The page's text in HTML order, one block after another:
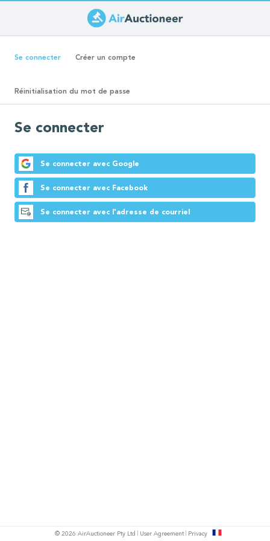
au
contenu
Onglets
Se connecter(ongletCréer un compte
Réinitialisation du mot de passe
Se connecter
Se connecter avec Google
Se connecter avec Facebook
Se connecter avec l'adresse de courriel
© 2026 AirAuctioneer Pty Ltd User Agreement Privacy